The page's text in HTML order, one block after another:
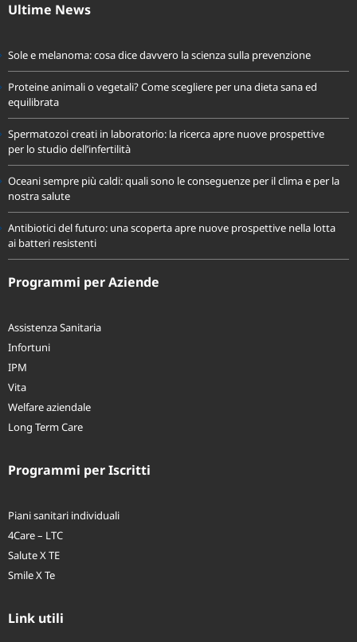
Ultime News
Sole e melanoma: cosa dice davvero la scienza sulla prevenzione
Proteine animali o vegetali? Come scegliere per una dieta sana ed
equilibrata
Spermatozoi creati in laboratorio: la ricerca apre nuove prospettive
per lo studio dell’infertilità
Oceani sempre più caldi: quali sono le conseguenze per il clima e per la
nostra salute
Antibiotici del futuro: una scoperta apre nuove prospettive nella lotta
ai batteri resistenti
Programmi per Aziende
Assistenza Sanitaria
Infortuni
IPM
Vita
Welfare aziendale
Long Term Care
Programmi per Iscritti
Piani sanitari individuali
4Care – LTC
Salute X TE
Smile X Te
Link utili